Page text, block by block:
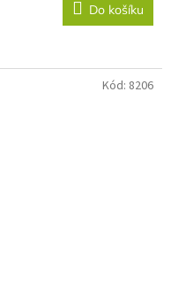
Do košíku
Kód: 8206